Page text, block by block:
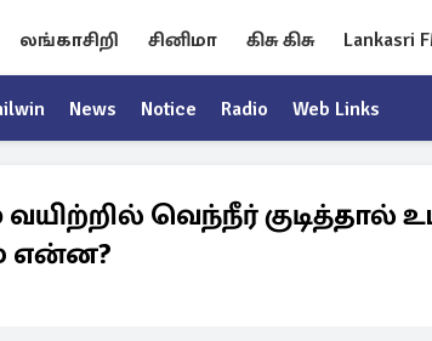
லங்காசிறி சினிமா கிசு கிசு Lankasri
News Notice Radio Web Links
வெந்நீர் குடித்தால்
என்ன?